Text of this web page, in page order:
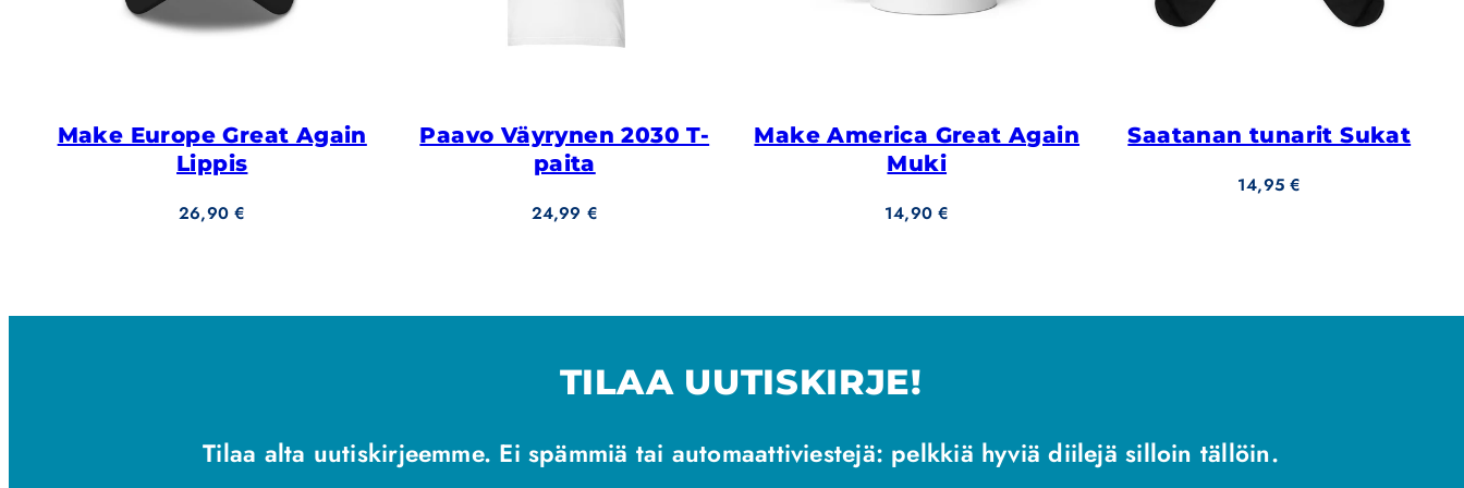
Make Europe Great Again
Lippis
Hinta
26,90 €
Paavo Väyrynen 2030 T-
paita
Hinta
24,99 €
Make America Great Again
Muki
Hinta
14,90 €
Saatanan tunarit Sukat
Hinta
14,95 €
TILAA UUTISKIRJE!
Tilaa alta uutiskirjeemme. Ei spämmiä tai automaattiviestejä: pelkkiä hyviä diilejä silloin tällöin.